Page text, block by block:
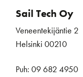
Sail Tech Oy
Veneentekijäntie 2
Helsinki 00210
Puh: 09 682 4950